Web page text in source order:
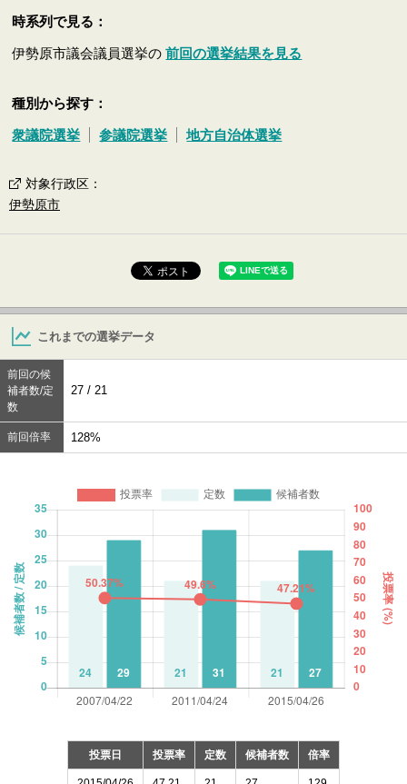
時系列で見る：
伊勢原市議会議員選挙の前回の選挙結果を見る
種別から探す：
衆議院選挙 参議院選挙 地方自治体選挙
対象行政区 ：
伊勢原市
これまでの選挙データ
前回の候
補者数/定
数
27 / 21
前回倍率 128%
投票日 投票率 定数 候補者数 倍率